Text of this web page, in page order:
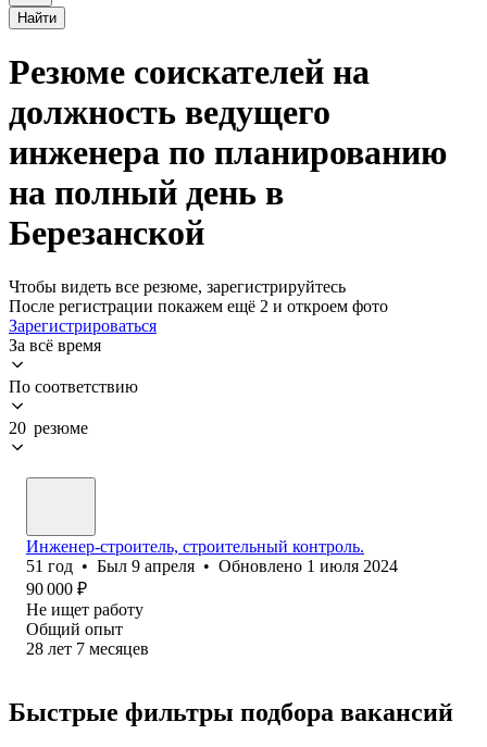
Найти
Резюме соискателей на
должность ведущего
инженера по планированию
на полный день в
Березанской
Чтобы видеть все резюме, зарегистрируйтесь
После регистрации покажем ещё 2 и откроем фото
Зарегистрироваться
За всё время
По соответствию
20 резюме
Инженер-строитель, строительный контроль.
51 год • Был 9 апреля • Обновлено 1 июля 2024
90 000 ₽
Не ищет работу
Общий опыт
28 лет 7 месяцев
Быстрые фильтры подбора вакансий